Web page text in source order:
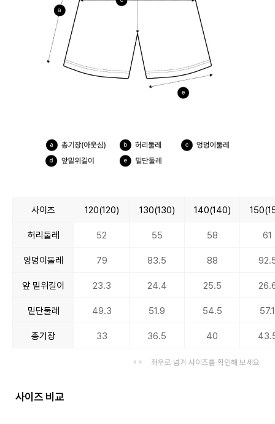
사이즈 120(120) 130(130) 140(140)
허리둘레 52 55 58 61
엉덩이둘레 79 83.5 88
앞 밑위길이 23.3 24.4 25.5
밑단둘레 49.3 51.9 54.5 57.1
총기장 33 36.5 40
좌우로 넘겨 사이즈를 확인해 보세요
사이즈 비교